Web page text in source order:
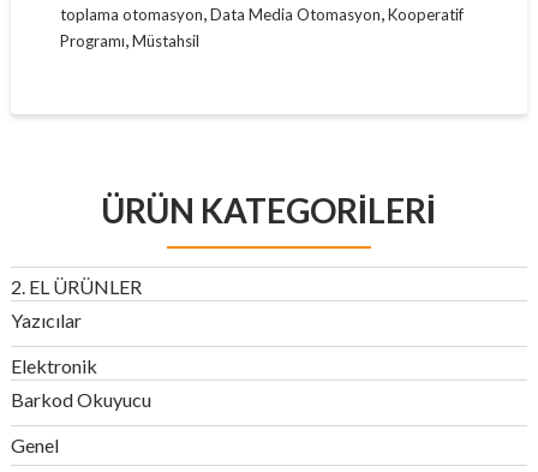
toplama otomasyon,Data Media Otomasyon,Kooperatif
Programı,Müstahsil
ÜRÜN KATEGORILERI
2. EL ÜRÜNLER
Yazıcılar
Elektronik
Barkod Okuyucu
Genel